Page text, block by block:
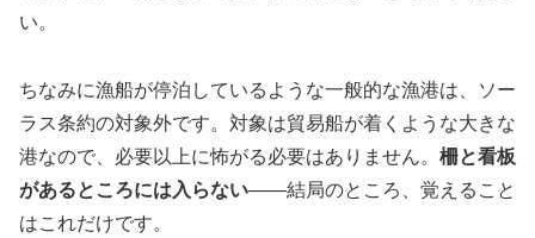
い。
ちなみに漁船が停泊しているような一般的な漁港は、ソー
ラス条約の対象外です。対象は貿易船が着くような大きな
港なので、必要以上に怖がる必要はありません。 柵と看板
があるところには入らない——結局のところ、覚えること
はこれだけです。